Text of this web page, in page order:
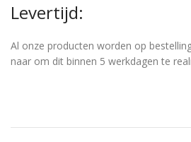
Levertijd:
Al onze producten worden op
naar om dit binnen 5 werkdagen te